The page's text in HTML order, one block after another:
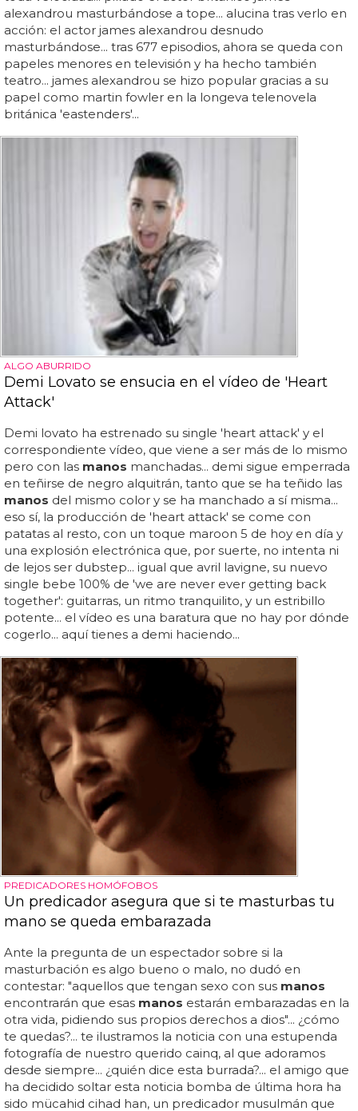
alexandrou masturbándose a tope... alucina tras verlo en
acción: el actor james alexandrou desnudo
masturbándose... tras 677 episodios, ahora se queda con
papeles menores en televisión y ha hecho también
teatro... james alexandrou se hizo popular gracias a su
papel como martin fowler en la longeva telenovela
británica 'eastenders'...
ALGO ABURRIDO
Demi Lovato se ensucia en el vídeo de 'Heart
Attack'
Demi lovato ha estrenado su single 'heart attack' y el
correspondiente vídeo, que viene a ser más de lo mismo
pero con las manos manchadas... demi sigue emperrada
en teñirse de negro alquitrán, tanto que se ha teñido las
manos del mismo color y se ha manchado a sí misma...
eso sí, la producción de 'heart attack' se come con
patatas al resto, con un toque maroon 5 de hoy en día y
una explosión electrónica que, por suerte, no intenta ni
de lejos ser dubstep... igual que avril lavigne, su nuevo
single bebe 100% de 'we are never ever getting back
together': guitarras, un ritmo tranquilito, y un estribillo
potente... el vídeo es una baratura que no hay por dónde
cogerlo... aquí tienes a demi haciendo...
PREDICADORES HOMÓFOBOS
Un predicador asegura que si te masturbas tu
mano se queda embarazada
Ante la pregunta de un espectador sobre si la
masturbación es algo bueno o malo, no dudó en
contestar: "aquellos que tengan sexo con sus manos
encontrarán que esas manos estarán embarazadas en la
otra vida, pidiendo sus propios derechos a dios"... ¿cómo
te quedas?... te ilustramos la noticia con una estupenda
fotografía de nuestro querido cainq, al que adoramos
desde siempre... ¿quién dice esta burrada?... el amigo que
ha decidido soltar esta noticia bomba de última hora ha
sido mücahid cihad han, un predicador musulmán que